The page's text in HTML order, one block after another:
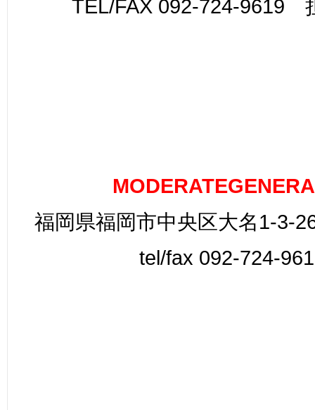
TEL/FAX 092-724-9619
福岡県福岡市中央区大名1-3-
tel/fax 092-724-